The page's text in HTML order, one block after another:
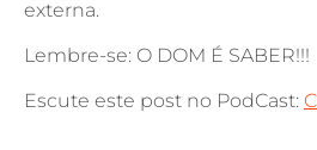
externa.
Lembre-se: O DOM É SABER!!!
Escute este post no PodCast: